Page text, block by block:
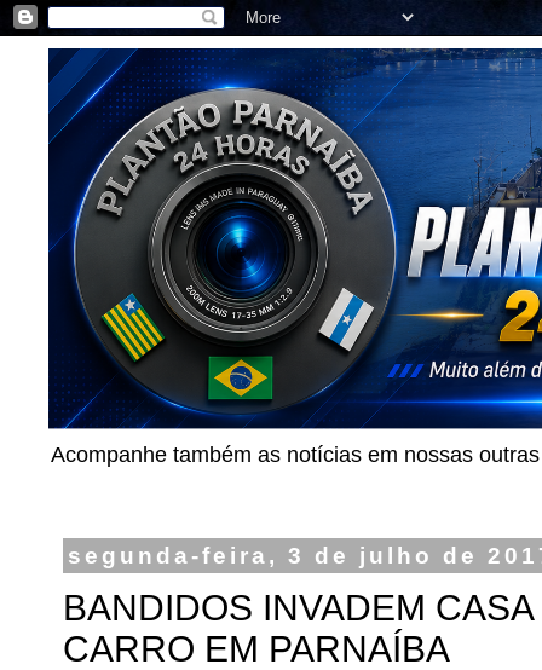
Acompanhe também as notícias em nossas
segunda-feira, 3 de julho de
BANDIDOS INVADEM
CARRO EM PARNAÍBA